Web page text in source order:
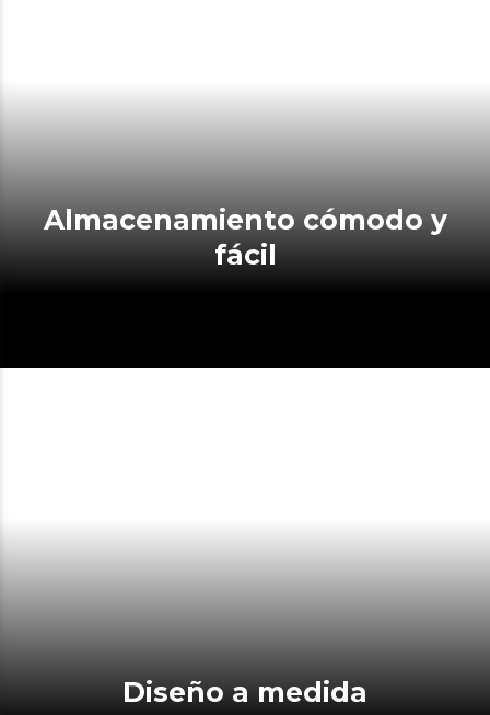
Almacenamiento cómodo y
fácil
Diseño a medida